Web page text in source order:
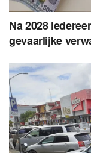
Na 2028
gevaarlijke